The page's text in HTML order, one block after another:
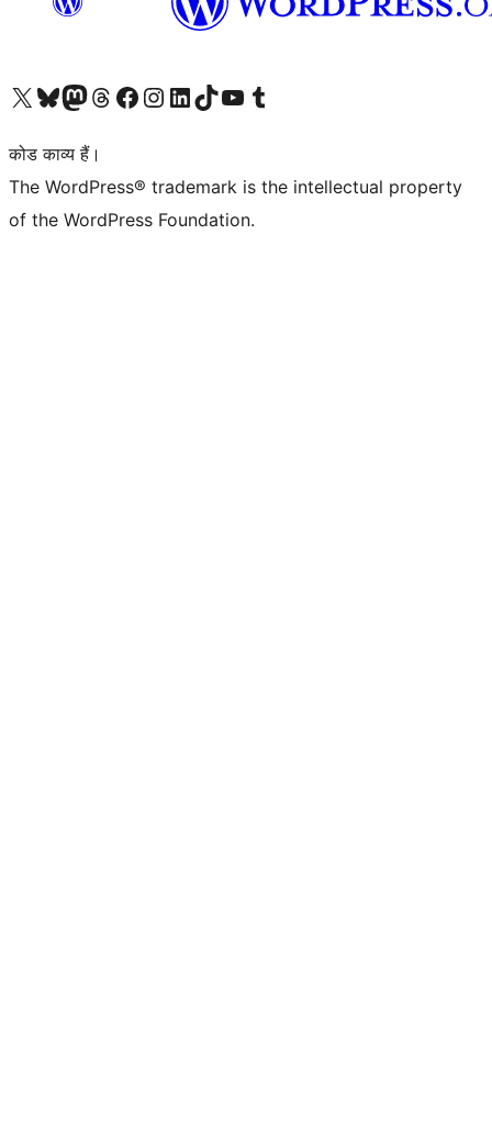
Visit our X (formerly Twitter) account
हमारे बलुस्की खाते पर जाएँVisit our Mastodon account
हमारे थ्रेड्स अकाउंट पर जाएंहमारे फेसबुक पेज पर जाएँहमारे इंस्टाग्राम अकाउंट पर जाएंहमारे लिंक्डइन खाते पर जाएँहमारे टिकटॉक खाते पर जाएँहमारे यूट्यूब चैनल पर जाएंहमारे Tumblr खाते पर जाएँ
कोड काव्य हैं।
The WordPress® trademark is the intellectual property
of the WordPress Foundation.